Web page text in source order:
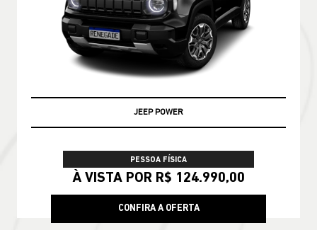
JEEP POWER
PESSOA FÍSICA
À VISTA POR R$ 124.990,00
CONFIRA A OFERTA